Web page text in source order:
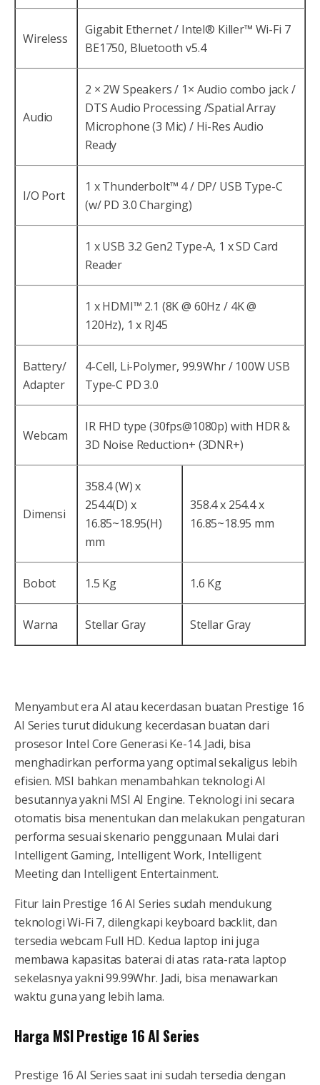
Wireless
Gigabit Ethernet / Intel® Killer™ Wi-Fi 7
BE1750, Bluetooth v5.4
Audio
2 × 2W Speakers / 1× Audio combo jack /
DTS Audio Processing /Spatial Array
Microphone (3 Mic) / Hi-Res Audio
Ready
I/O Port
1 x Thunderbolt™ 4 / DP/ USB Type-C
(w/ PD 3.0 Charging)
1 x USB 3.2 Gen2 Type-A, 1 x SD Card
Reader
1 x HDMI™ 2.1 (8K @ 60Hz / 4K @
120Hz), 1 x RJ45
Battery/
Adapter
4-Cell, Li-Polymer, 99.9Whr / 100W USB
Type-C PD 3.0
Webcam
IR FHD type (30fps@1080p) with HDR &
3D Noise Reduction+ (3DNR+)
Dimensi
358.4 (W) x
254.4(D) x
16.85~18.95(H)
mm
358.4 x 254.4 x
16.85~18.95 mm
Bobot 1.5 Kg 1.6 Kg
Warna Stellar Gray Stellar Gray
Menyambut era AI atau kecerdasan buatan Prestige 16
AI Series turut didukung kecerdasan buatan dari
prosesor Intel Core Generasi Ke-14. Jadi, bisa
menghadirkan performa yang optimal sekaligus lebih
efisien. MSI bahkan menambahkan teknologi AI
besutannya yakni MSI AI Engine. Teknologi ini secara
otomatis bisa menentukan dan melakukan pengaturan
performa sesuai skenario penggunaan. Mulai dari
Intelligent Gaming, Intelligent Work, Intelligent
Meeting dan Intelligent Entertainment.
Fitur lain Prestige 16 AI Series sudah mendukung
teknologi Wi-Fi 7, dilengkapi keyboard backlit, dan
tersedia webcam Full HD. Kedua laptop ini juga
membawa kapasitas baterai di atas rata-rata laptop
sekelasnya yakni 99.99Whr. Jadi, bisa menawarkan
waktu guna yang lebih lama.
Harga MSI Prestige 16 AI Series
Prestige 16 AI Series saat ini sudah tersedia dengan